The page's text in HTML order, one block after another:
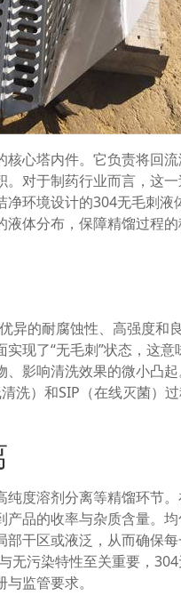
心塔内件。它负责将回
对于制药行业而言，这
环境设计的304无毛刺液
体分布，保障精馏过程
异的耐腐蚀性、高强度和
现了“无毛刺”状态，这
影响清洗效果的微小凸
洗）和SIP（在线灭菌）
度溶剂分离等精馏环节。
品的收率与杂质含量。
干区或液泛，从而确保
无污染特性至关重要，
监管要求。